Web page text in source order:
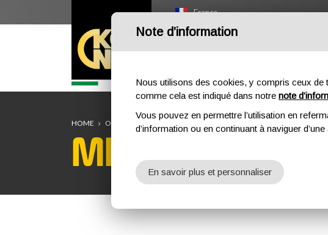
France
HOME OUTDOOR
HOME OUTDOOR PROFESSIONNEL PROMOTIONAL MINI CHOCK
MINI CHOCK
Note d’information
Nous utilisons des cookies, y compris ceux de
comme cela est indiqué dans notre note
Vous pouvez en permettre l’utilisation en
d’information ou en continuant à naviguer
En savoir plus et personnaliser